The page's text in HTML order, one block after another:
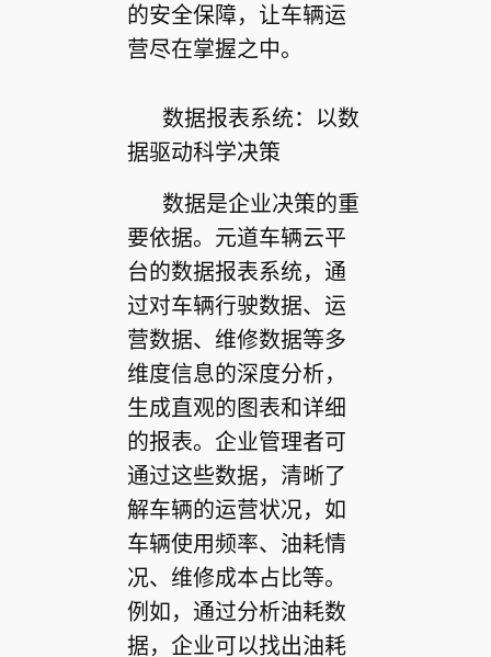
的安全保障，让车辆运
营尽在掌握之中。
数据报表系统：以数
据驱动科学决策
数据是企业决策的重
要依据。元道车辆云平
台的数据报表系统，通
过对车辆行驶数据、运
营数据、维修数据等多
维度信息的深度分析，
生成直观的图表和详细
的报表。企业管理者可
通过这些数据，清晰了
解车辆的运营状况，如
车辆使用频率、油耗情
况、维修成本占比等。
例如，通过分析油耗数
据，企业可以找出油耗